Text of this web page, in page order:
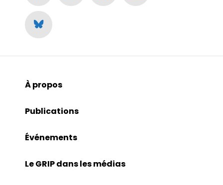
À propos
Publications
Événements
Le GRIP dans les médias